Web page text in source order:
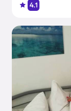
4.1